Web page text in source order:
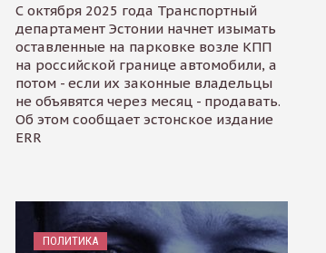
С октября 2025 года Транспортный
департамент Эстонии начнет изымать
оставленные на парковке возле КПП
на российской границе автомобили, а
потом - если их законные владельцы
не объявятся через месяц - продавать.
Об этом сообщает эстонское издание
ERR
ПОЛИТИКА